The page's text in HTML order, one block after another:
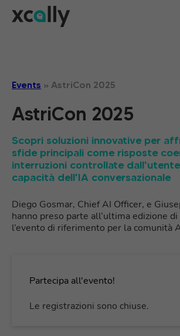
Events » AstriCon 2025
AstriCon 2025
Scopri soluzioni innovative per
sfide principali come risposte
interruzioni controllate
capacità dell'IA conversazionale
Diego Gosmar, Chief AI Officer, e
hanno preso parte all’ultima edizione
l’evento di riferimento per la comunità
Partecipa all'evento!
Le registrazioni sono chiuse.